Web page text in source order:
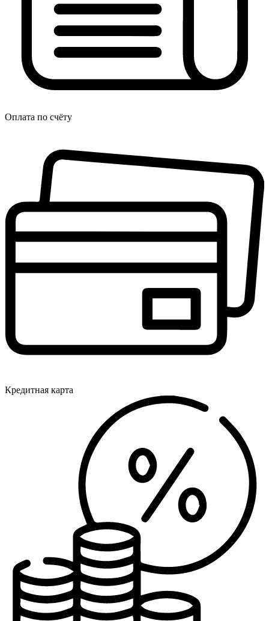
Оплата по счёту
Кредитная карта